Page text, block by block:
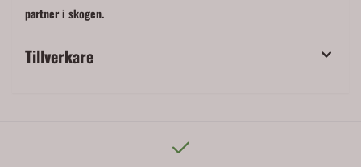
partner i skogen.
Tillverkare